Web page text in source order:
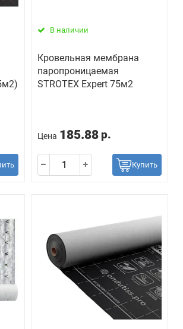
В наличии
Кровельная мембрана
паропроницаемая
STROTEX Expert 75м2
Цена 185.88 р.
Купить